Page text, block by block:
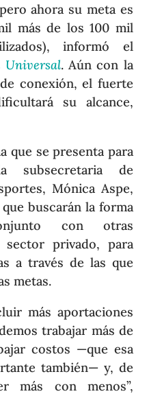
ahora su meta es
más de los 100 mil
informó el
Universal. Aún con la
conexión, el fuerte
su alcance,
que se presenta para
subsecretaria de
Mónica Aspe,
que buscarán la forma
con otras
privado, para
a través de las que
metas.
más aportaciones
trabajar más de
costos —que esa
también— y, de
más con menos”,